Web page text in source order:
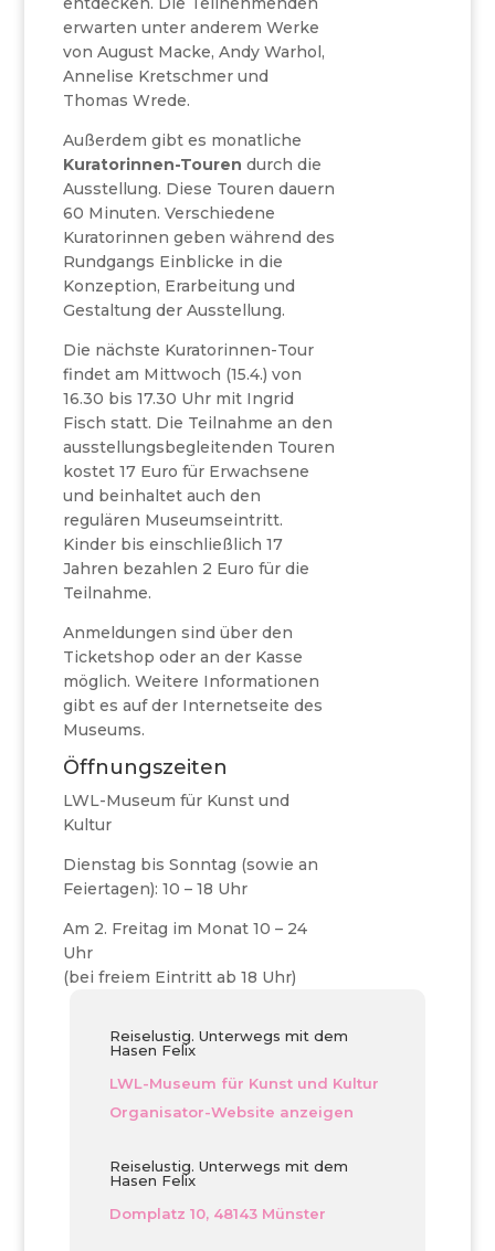
erwarten unter anderem Werke
von August Macke, Andy Warhol,
Annelise Kretschmer und
Thomas Wrede.
Außerdem gibt es monatliche
Kuratorinnen-Touren durch die
Ausstellung. Diese Touren dauern
60 Minuten. Verschiedene
Kuratorinnen geben während des
Rundgangs Einblicke in die
Konzeption, Erarbeitung und
Gestaltung der Ausstellung.
Die nächste Kuratorinnen-Tour
findet am Mittwoch (15.4.) von
16.30 bis 17.30 Uhr mit Ingrid
Fisch statt. Die Teilnahme an den
ausstellungsbegleitenden Touren
kostet 17 Euro für Erwachsene
und beinhaltet auch den
regulären Museumseintritt.
Kinder bis einschließlich 17
Jahren bezahlen 2 Euro für die
Teilnahme.
Anmeldungen sind über den
Ticketshop oder an der Kasse
möglich. Weitere Informationen
gibt es auf der Internetseite des
Museums.
Öffnungszeiten
LWL-Museum für Kunst und
Kultur
Dienstag bis Sonntag (sowie an
Feiertagen): 10 – 18 Uhr
Am 2. Freitag im Monat 10 – 24
Uhr
(bei freiem Eintritt ab 18 Uhr)
Reiselustig. Unterwegs mit dem
Hasen Felix
LWL-Museum für Kunst und Kultur
Organisator-Website anzeigen
Reiselustig. Unterwegs mit dem
Hasen Felix
Domplatz 10, 48143 Münster